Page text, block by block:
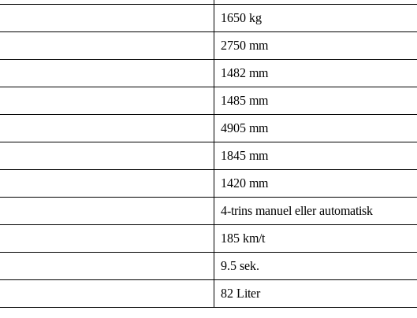
1650 kg
2750 mm
1482 mm
1485 mm
4905 mm
1845 mm
1420 mm
4-trins manuel eller automatisk
185 km/t
9.5 sek.
82 Liter